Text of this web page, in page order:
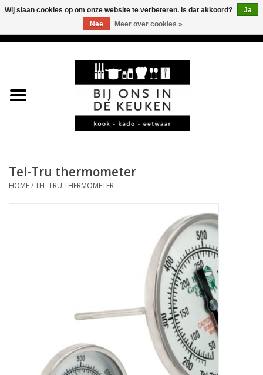
LEKKER
KOFFIE
BLOG: "jarig!!"
Tel-Tru thermometer
HOME/TEL-TRU THERMOMETER
Wij slaan cookies op om onze website te verbeteren. Is dat akkoord?
Ja
Nee
Meer over cookies »